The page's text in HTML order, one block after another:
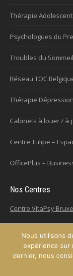
Thérapie
Psychologues du
Troubles du Sommeil
Réseau TOC
Thérapie Dépression
Cabinets à louer / à
Centre Tulipe –
OfficePlus –
Nos Centres
Centre VitaPsy
Copyright © 2026
Privium – Des
Nous utilisons
expérience sur
dernier, nous